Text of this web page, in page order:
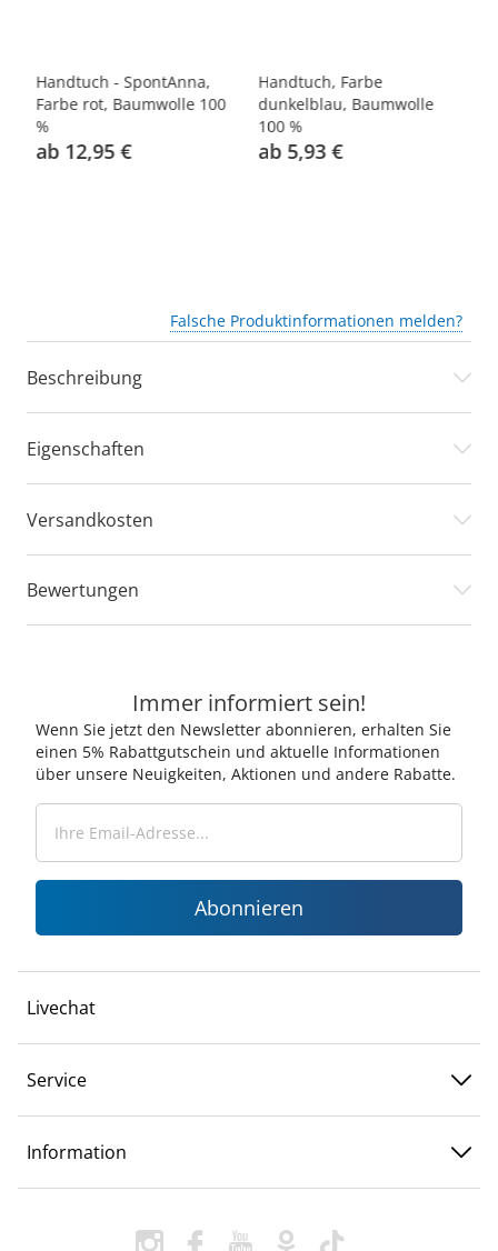
Handtuch - SpontAnna,
Farbe rot, Baumwolle 100
%
ab 12,95 €
Handtuch, Farbe
dunkelblau, Baumwolle
100 %
ab 5,93 €
Falsche Produktinformationen melden?
Beschreibung
Eigenschaften
Versandkosten
Bewertungen
Immer informiert sein!
Wenn Sie jetzt den Newsletter abonnieren, erhalten Sie
einen 5% Rabattgutschein und aktuelle Informationen
über unsere Neuigkeiten, Aktionen und andere Rabatte.
Abonnieren
Livechat
Service
Information